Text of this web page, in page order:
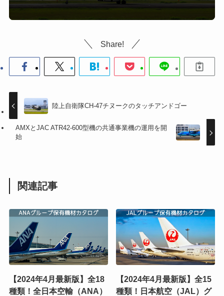
Share!
陸上自衛隊CH-47チヌークのタッチアンドゴー
AMXとJAC ATR42-600型機の共通事業機の運用を開
始
関連記事
【2024年4月最新版】全18
種類！全日本空輸（ANA）
【2024年4月最新版】全15
種類！日本航空（JAL）グ